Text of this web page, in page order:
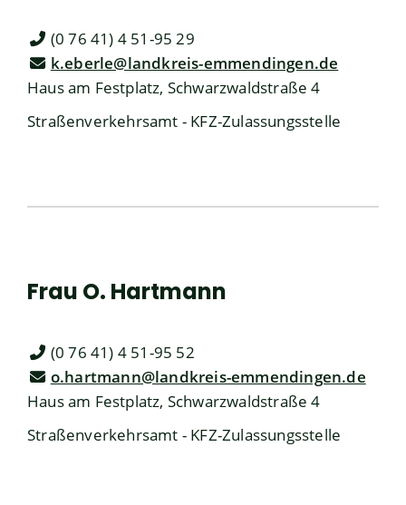
(0 76 41) 4 51-95 29
k.eberle@landkreis-emmendingen.de
Haus am Festplatz, Schwarzwaldstraße 4
Straßenverkehrsamt - KFZ-Zulassungsstelle
Frau O. Hartmann
(0 76 41) 4 51-95 52
o.hartmann@landkreis-emmendingen.de
Haus am Festplatz, Schwarzwaldstraße 4
Straßenverkehrsamt - KFZ-Zulassungsstelle